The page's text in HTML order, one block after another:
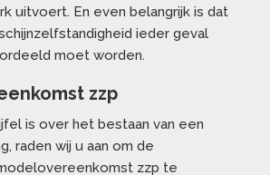
uitvoert. En even belangrijk is dat
ieder geval
moet worden.
zzp
is over het bestaan van een
raden wij u aan om de
zzp te